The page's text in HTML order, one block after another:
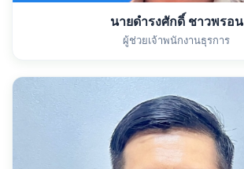
นายดำรงศักดิ์ ชาวพรอน
ผู้ช่วยเจ้าพนักงานธุรการ